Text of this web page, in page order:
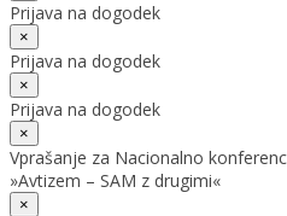
Prijava na dogodek
×
Prijava na dogodek
×
Prijava na dogodek
×
Vprašanje za Nacionalno
»Avtizem – SAM z drugimi«
×